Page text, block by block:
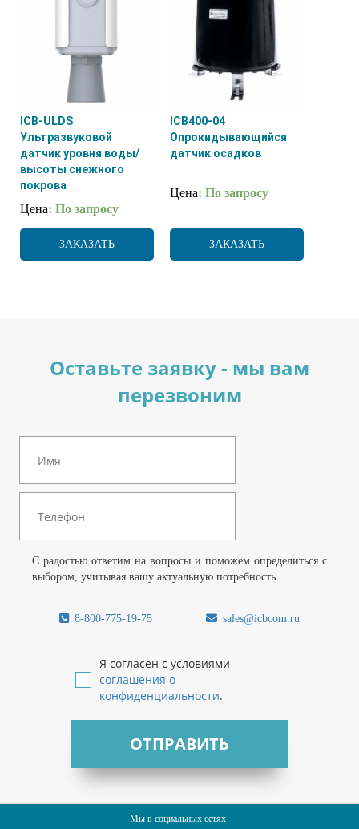
ICB-ULDS
Ультразвуковой
датчик уровня воды/
высоты снежного
покрова
Цена: По запросу
ЗАКАЗАТЬ
ICB400-04
Опрокидывающийся
датчик осадков
Цена: По запросу
ЗАКАЗАТЬ
Оставьте заявку - мы вам
перезвоним
С радостью ответим на вопросы и поможем определиться с
выбором, учитывая вашу актуальную потребность.
8-800-775-19-75 sales@icbcom.ru
Я согласен с условиями
соглашения о
конфиденциальности.
ОТПРАВИТЬ
Мы в социальных сетях